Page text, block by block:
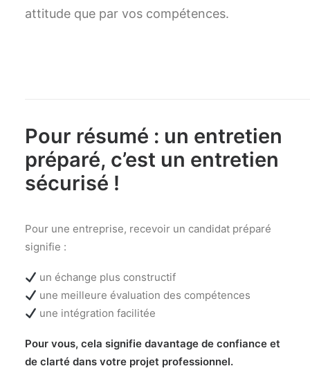
attitude que par vos compétences.
Pour résumé : un entretien
préparé, c’est un entretien
sécurisé !
Pour une entreprise, recevoir un candidat préparé
signifie :
un échange plus constructif
une meilleure évaluation des compétences
une intégration facilitée
Pour vous, cela signifie davantage de confiance et
de clarté dans votre projet professionnel.